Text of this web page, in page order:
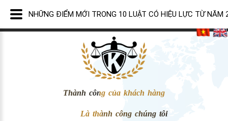
Thành công của khách hàng
Là thành công chúng tôi
NHỮNG ĐIỂM MỚI TRONG 10 LUẬT CÓ HIỆU LỰC TỪ NĂM